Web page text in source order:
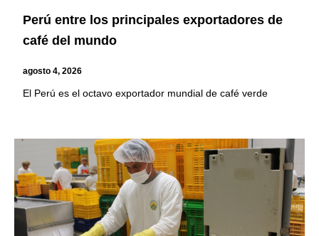
Perú entre los principales exportadores de
café del mundo
agosto 4, 2026
El Perú es el octavo exportador mundial de café verde